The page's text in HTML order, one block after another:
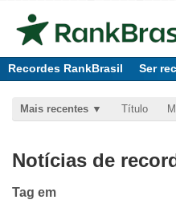
Recordes RankBrasil Ser
Mais recentes Título
Notícias de
Tag em